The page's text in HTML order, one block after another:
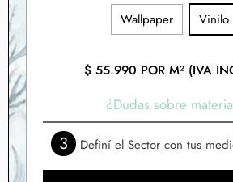
Wallpaper Vinilo
$ 55.990 POR M² (IVA
¿Dudas sobre
3 Definí el Sector con tus